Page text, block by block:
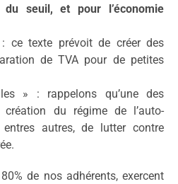
du seuil, et pour l’économie
ce texte prévoit de créer des
de TVA pour de petites
» : rappelons qu’une des
du régime de l’auto-
entres autres, de lutter contre
de nos adhérents, exercent